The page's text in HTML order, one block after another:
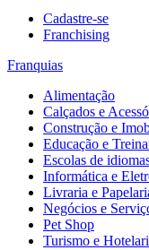
Cadastre-se
Franchising
Franquias
Alimentação
Calçados e
Construção e
Educação e
Escolas de
Informática e
Livraria e
Negócios e
Pet Shop
Turismo e